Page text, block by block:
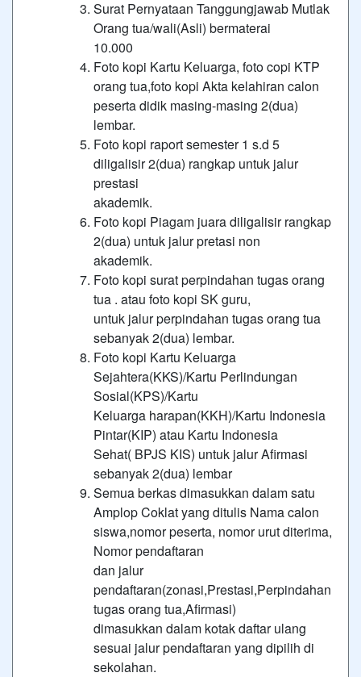
Surat Pernyataan Tanggungjawab Mutlak
Orang tua/wali(Asli) bermaterai
10.000
Foto kopi Kartu Keluarga, foto copi KTP
orang tua,foto kopi Akta kelahiran calon
peserta didik masing-masing 2(dua)
lembar.
Foto kopi raport semester 1 s.d 5
diligalisir 2(dua) rangkap untuk jalur
prestasi
akademik.
Foto kopi Piagam juara diligalisir rangkap
2(dua) untuk jalur pretasi non
akademik.
Foto kopi surat perpindahan tugas orang
tua . atau foto kopi SK guru,
untuk jalur perpindahan tugas orang tua
sebanyak 2(dua) lembar.
Foto kopi Kartu Keluarga
Sejahtera(KKS)/Kartu Perlindungan
Sosial(KPS)/Kartu
Keluarga harapan(KKH)/Kartu Indonesia
Pintar(KIP) atau Kartu Indonesia
Sehat( BPJS KIS) untuk jalur Afirmasi
sebanyak 2(dua) lembar
Semua berkas dimasukkan dalam satu
Amplop Coklat yang ditulis Nama calon
siswa,nomor peserta, nomor urut diterima,
Nomor pendaftaran
dan jalur
pendaftaran(zonasi,Prestasi,Perpindahan
tugas orang tua,Afirmasi)
dimasukkan dalam kotak daftar ulang
sesuai jalur pendaftaran yang dipilih di
sekolahan.